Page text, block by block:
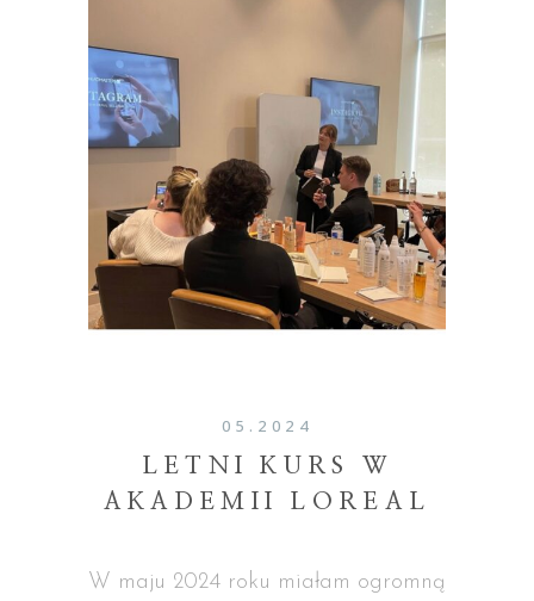
05.2024
LETNI KURS W
AKADEMII LOREAL
W maju 2024 roku miałam ogromną